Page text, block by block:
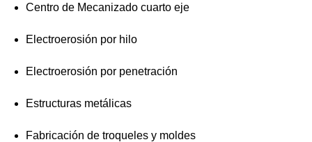
Centro de Mecanizado cuarto eje
Electroerosión por hilo
Electroerosión por penetración
Estructuras metálicas
Fabricación de troqueles y moldes